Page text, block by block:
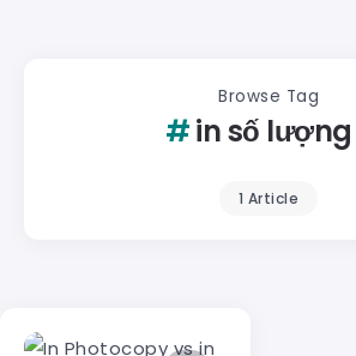
Browse Tag
in số
1 Article